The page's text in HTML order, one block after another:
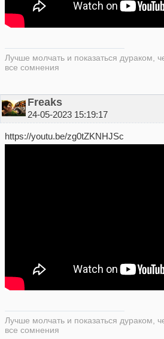
Лучше молчать и показаться дураком,
все сомнения
Freaks
24-05-2023 15:19:17
https://youtu.be/zg0tZKNHJSc
Лучше молчать и показаться дураком,
все сомнения